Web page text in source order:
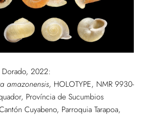
Dorado, 2022:
amazonensis, HOLOTYPE, NMR 9930-
Província de Sucumbios
Cuyabeno, Parroquia Tarapoa,